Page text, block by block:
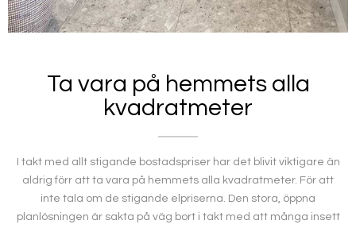
Ta vara på hemmets alla
kvadratmeter
I takt med allt stigande bostadspriser har det blivit viktigare än
aldrig förr att ta vara på hemmets alla kvadratmeter. För att
inte tala om de stigande elpriserna. Den stora, öppna
planlösningen är sakta på väg bort i takt med att många insett